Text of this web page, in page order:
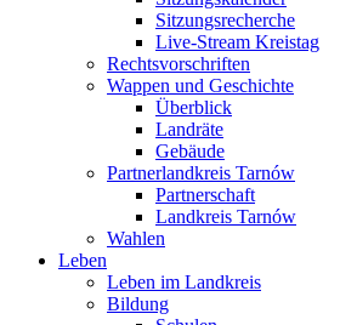
Sitzungsrecherche
Live-Stream Kreistag
Rechtsvorschriften
Wappen und Geschichte
Überblick
Landräte
Gebäude
Partnerlandkreis Tarnów
Partnerschaft
Landkreis Tarnów
Wahlen
Leben
Leben im Landkreis
Bildung